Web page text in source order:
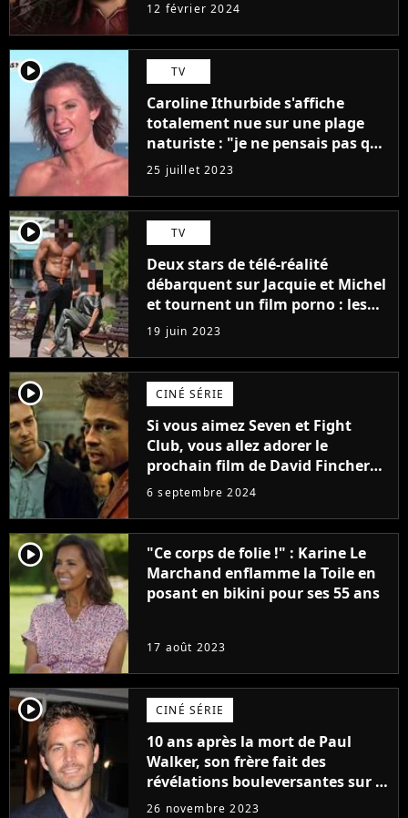
12 février 2024
player2 TV
Caroline Ithurbide s'affiche
totalement nue sur une plage
naturiste : "je ne pensais pas que
j'arriverais à le faire..."
25 juillet 2023
player2 TV
Deux stars de télé-réalité
débarquent sur Jacquie et Michel
et tournent un film porno : les
premières images du tournage
(exclu)
19 juin 2023
player2 CINÉ SÉRIE
Si vous aimez Seven et Fight
Club, vous allez adorer le
prochain film de David Fincher
avec lequel il se réinvente
complètement
6 septembre 2024
player2
"Ce corps de folie !" : Karine Le
Marchand enflamme la Toile en
posant en bikini pour ses 55 ans
17 août 2023
player2 CINÉ SÉRIE
10 ans après la mort de Paul
Walker, son frère fait des
révélations bouleversantes sur la
réaction des acteurs de Fast and
26 novembre 2023